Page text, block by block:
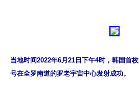
当地时间2022年6月21日下午4时，韩国首